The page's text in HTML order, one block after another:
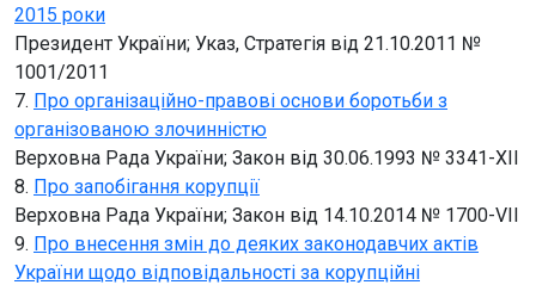
2015 роки
Президент України; Указ, Стратегія від 21.10.2011 №
1001/2011
7. Про організаційно-правові основи боротьби з
організованою злочинністю
Верховна Рада України; Закон від 30.06.1993 № 3341-XII
8. Про запобігання корупції
Верховна Рада України; Закон від 14.10.2014 № 1700-VII
9. Про внесення змін до деяких законодавчих актів
України щодо відповідальності за корупційні